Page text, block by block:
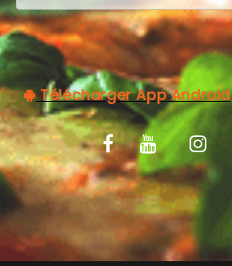
Télécharger App Android